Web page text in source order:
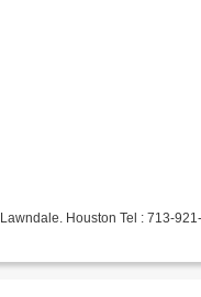
Houston Tel : 713-